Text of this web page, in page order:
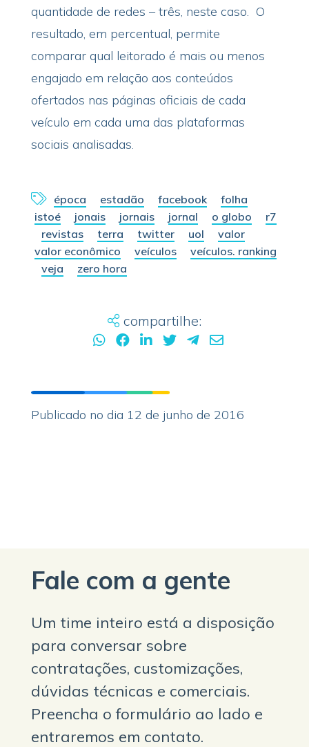
quantidade de redes – três, neste caso. O
resultado, em percentual, permite
comparar qual leitorado é mais ou menos
engajado em relação aos conteúdos
ofertados nas páginas oficiais de cada
veículo em cada uma das plataformas
sociais analisadas.
época estadão facebook
folha
istoé
jonais jornais jornal o globo
r7
revistas
terra twitter uol
valor
valor econômico
veículos
veículos. ranking
veja
zero hora
compartilhe:
Publicado no dia 12 de junho de 2016
Fale com a gente
Um time inteiro está a disposição
para conversar sobre
contratações, customizações,
dúvidas técnicas e comerciais.
Preencha o formulário ao lado e
entraremos em contato.